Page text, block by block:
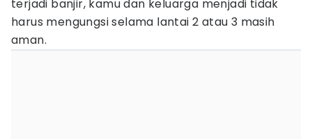
terjadi banjir, kamu dan keluarga menjadi tidak
harus mengungsi selama lantai 2 atau 3 masih
aman.